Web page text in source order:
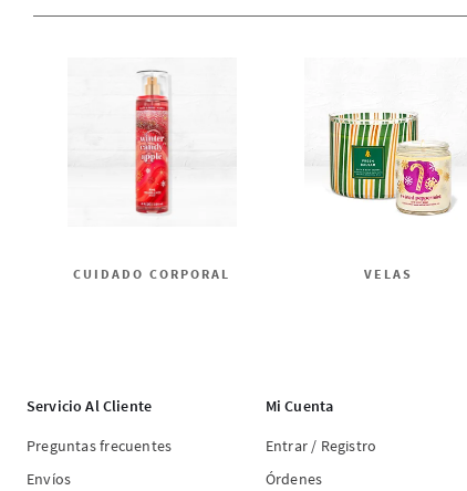
CUIDADO CORPORAL VELAS
Servicio Al Cliente
Preguntas frecuentes
Envíos
Mi Cuenta
Entrar / Registro
Órdenes